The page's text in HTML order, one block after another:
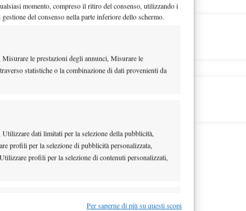
momento, compreso il ritiro del consenso, utilizzando i
del consenso nella parte inferiore dello schermo.
le prestazioni degli annunci, Misurare le
statistiche o la combinazione di dati provenienti da
dati limitati per la selezione della pubblicità,
profili per la selezione di pubblicità personalizzata,
profili per la selezione di contenuti personalizzati,
Per saperne di più su questi scopi